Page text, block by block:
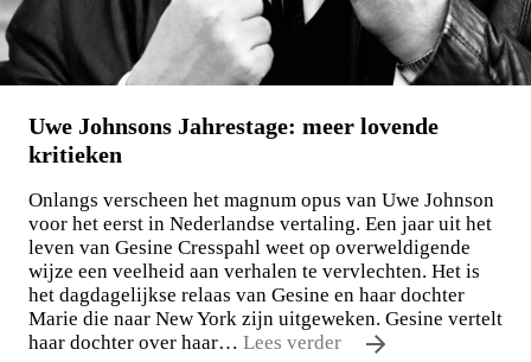
LEES MEER
Uwe Johnsons Jahrestage: meer lovende
kritieken
Onlangs verscheen het magnum opus van Uwe Johnson
voor het eerst in Nederlandse vertaling. Een jaar uit het
leven van Gesine Cresspahl weet op overweldigende
wijze een veelheid aan verhalen te vervlechten. Het is
het dagdagelijkse relaas van Gesine en haar dochter
Marie die naar New York zijn uitgeweken. Gesine vertelt
haar dochter over haar… Lees verder